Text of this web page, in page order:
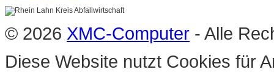
© 2026 XMC-Computer - Alle
Diese Website nutzt Cookies für